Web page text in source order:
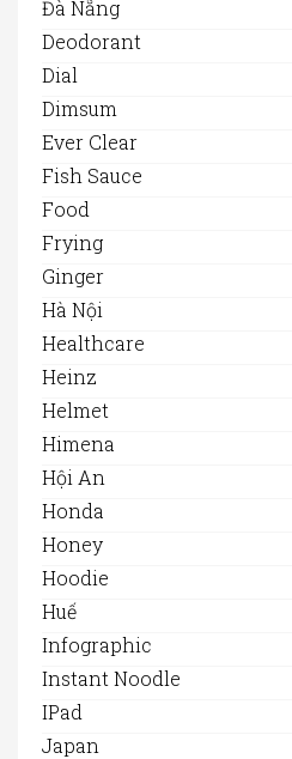
Đà Nẵng
Deodorant
Dial
Dimsum
Ever Clear
Fish Sauce
Food
Frying
Ginger
Hà Nội
Healthcare
Heinz
Helmet
Himena
Hội An
Honda
Honey
Hoodie
Huế
Infographic
Instant Noodle
IPad
Japan